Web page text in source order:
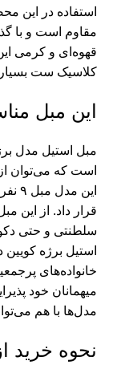
استفاده در این
مقاوم است و با
قهوه‌ای و کرمی
کلاسیک ست
این مبل
مبل استیل مدل
است که می‌توان
قرار داد. از این
سلطنتی و حتی
استیل برژه
خانواده‌های
میهمانان خود
مدل‌ها با هم
نحوه خرید